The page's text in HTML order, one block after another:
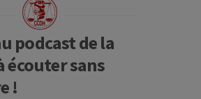
podcast de la
écouter sans
!